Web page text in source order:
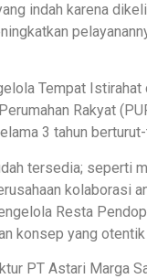
indah karena
Tempat
Rakyat
3 tahun
tersedia; seperti
kolaborasi
Resta
konsep yang
PT Astari Marga